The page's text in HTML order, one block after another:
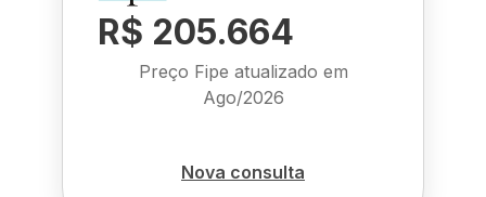
R$ 205.664
Preço Fipe atualizado em
Ago/2026
Nova consulta